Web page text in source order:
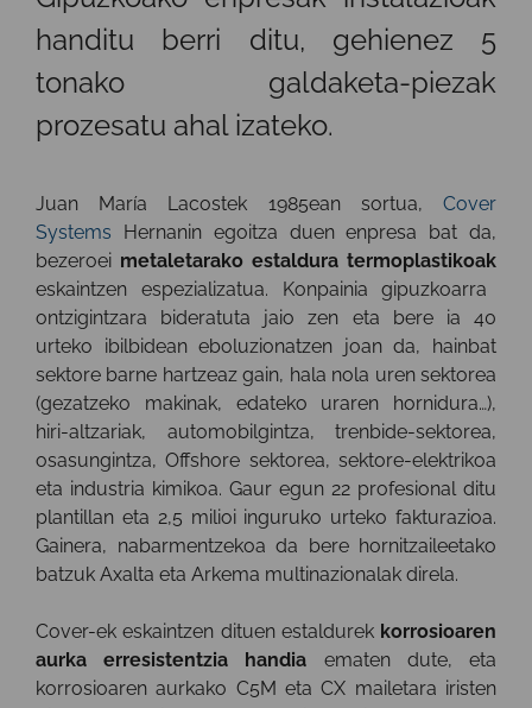
handitu berri ditu, gehienez 5
tonako galdaketa-piezak
prozesatu ahal izateko.
Juan María Lacostek 1985ean sortua, Cover
Systems Hernanin egoitza duen enpresa bat da,
bezeroei metaletarako estaldura termoplastikoak
eskaintzen espezializatua. Konpainia gipuzkoarra
ontzigintzara bideratuta jaio zen eta bere ia 40
urteko ibilbidean eboluzionatzen joan da, hainbat
sektore barne hartzeaz gain, hala nola uren sektorea
(gezatzeko makinak, edateko uraren hornidura…),
hiri-altzariak, automobilgintza, trenbide-sektorea,
osasungintza, Offshore sektorea, sektore-elektrikoa
eta industria kimikoa. Gaur egun 22 profesional ditu
plantillan eta 2,5 milioi inguruko urteko fakturazioa.
Gainera, nabarmentzekoa da bere hornitzaileetako
batzuk Axalta eta Arkema multinazionalak direla.
Cover-ek eskaintzen dituen estaldurek korrosioaren
aurka erresistentzia handia ematen dute, eta
korrosioaren aurkako C5M eta CX mailetara iristen